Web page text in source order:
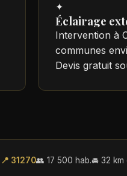
✦
Éclairage
Intervention à
communes
Devis gratuit
📍 31270👥 17 500 hab.🚘 32